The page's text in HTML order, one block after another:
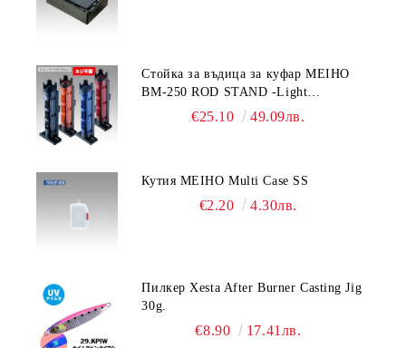
Стойка за въдица за куфар MEIHO
BM-250 ROD STAND -Light
Blue/Black color
€25.10 49.09лв.
Кутия MEIHO Multi Case SS
€2.20 4.30лв.
Пилкер Xesta After Burner Casting Jig
30g.
€8.90 17.41лв.